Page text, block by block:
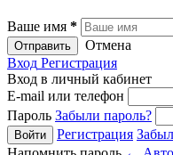
Ваше имя *
Отправить
Отмена
Вход Регистрация
Вход в личный кабинет
E-mail или телефон
Пароль Забыли пароль?
Регистрация